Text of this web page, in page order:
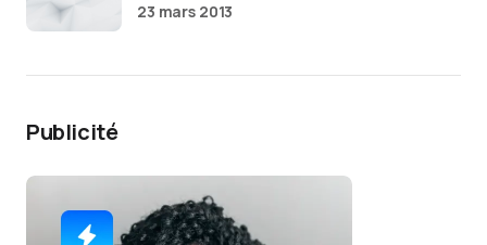
23 mars 2013
Publicité